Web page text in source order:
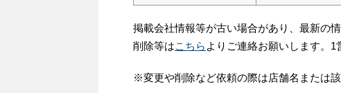
掲載会社情報等が古い場合があり、最新の
削除等はこちら よりご連絡お願いします。1
※変更や削除など依頼の際は店舗名または